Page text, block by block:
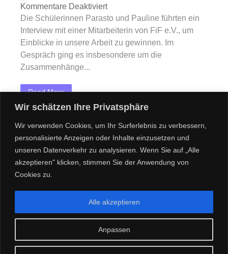
Wir schätzen Ihre Privatsphäre
Wir verwenden Cookies, um Ihr Surferlebnis zu verbessern,
personalisierte Anzeigen oder Inhalte einzusetzen und
unseren Datenverkehr zu analysieren. Wenn Sie auf „Alle
akzeptieren" klicken, stimmen Sie der Anwendung von
Cookies zu.
Anpassen
Alle akzeptieren
Kommentare Deaktiviert
Die Schülerinnen Parasto und Pauline führten ein
Interview mit einer Mitarbeiterin von FiF e.V., um
Einblicke in unsere Arbeit zu gewinnen. Im
Gespräch ging es insbesondere um die
Zusammenhänge...
Read More
FRAUEN INFORMIEREN FRAUEN - FIF E.V.